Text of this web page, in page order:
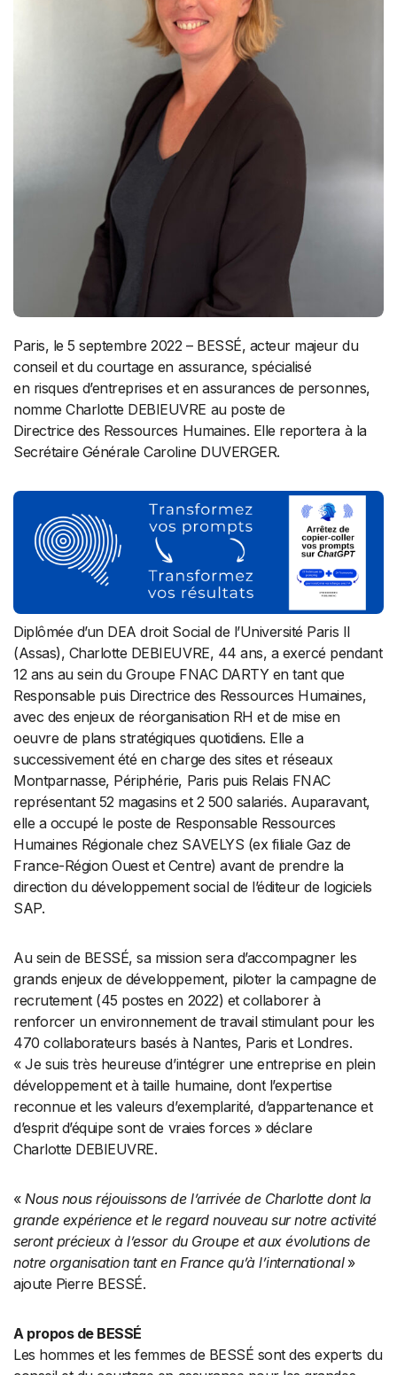
Paris, le 5 septembre 2022 – BESSÉ, acteur majeur du
conseil et du courtage en assurance, spécialisé
en risques d’entreprises et en assurances de personnes,
nomme Charlotte DEBIEUVRE au poste de
Directrice des Ressources Humaines. Elle reportera à la
Secrétaire Générale Caroline DUVERGER.
Diplômée d’un DEA droit Social de l’Université Paris II
(Assas), Charlotte DEBIEUVRE, 44 ans, a exercé pendant
12 ans au sein du Groupe FNAC DARTY en tant que
Responsable puis Directrice des Ressources Humaines,
avec des enjeux de réorganisation RH et de mise en
oeuvre de plans stratégiques quotidiens. Elle a
successivement été en charge des sites et réseaux
Montparnasse, Périphérie, Paris puis Relais FNAC
représentant 52 magasins et 2 500 salariés. Auparavant,
elle a occupé le poste de Responsable Ressources
Humaines Régionale chez SAVELYS (ex filiale Gaz de
France-Région Ouest et Centre) avant de prendre la
direction du développement social de l’éditeur de logiciels
SAP.
Au sein de BESSÉ, sa mission sera d’accompagner les
grands enjeux de développement, piloter la campagne de
recrutement (45 postes en 2022) et collaborer à
renforcer un environnement de travail stimulant pour les
470 collaborateurs basés à Nantes, Paris et Londres.
« Je suis très heureuse d’intégrer une entreprise en plein
développement et à taille humaine, dont l’expertise
reconnue et les valeurs d’exemplarité, d’appartenance et
d’esprit d’équipe sont de vraies forces » déclare
Charlotte DEBIEUVRE.
«Nous nous réjouissons de l’arrivée de Charlotte dont la
grande expérience et le regard nouveau sur notre activité
seront précieux à l’essor du Groupe et aux évolutions de
notre organisation tant en France qu’à l’international »
ajoute Pierre BESSÉ.
A propos de BESSÉ
Les hommes et les femmes de BESSÉ sont des experts du